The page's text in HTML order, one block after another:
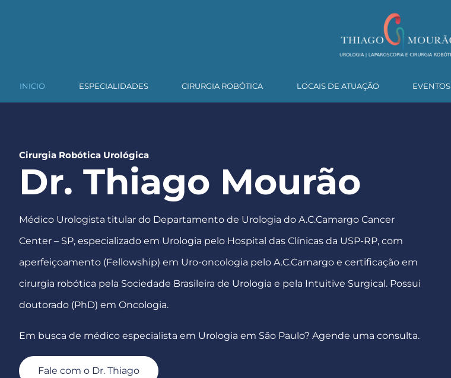
INICIO ESPECIALIDADES CIRURGIA ROBÓTICA LOCAIS DE ATUAÇÃO EVENTOS
Cirurgia Robótica Urológica
Dr. Thiago Mourão
Médico Urologista titular do Departamento de Urologia do A.C.Camargo Cancer
Center – SP, especializado em Urologia pelo Hospital das Clínicas da USP-RP, com
aperfeiçoamento (Fellowship) em Uro-oncologia pelo A.C.Camargo e certificação em
cirurgia robótica pela Sociedade Brasileira de Urologia e pela Intuitive Surgical. Possui
doutorado (PhD) em Oncologia.
Em busca de médico especialista em Urologia em São Paulo? Agende uma consulta.
Fale com o Dr. Thiago